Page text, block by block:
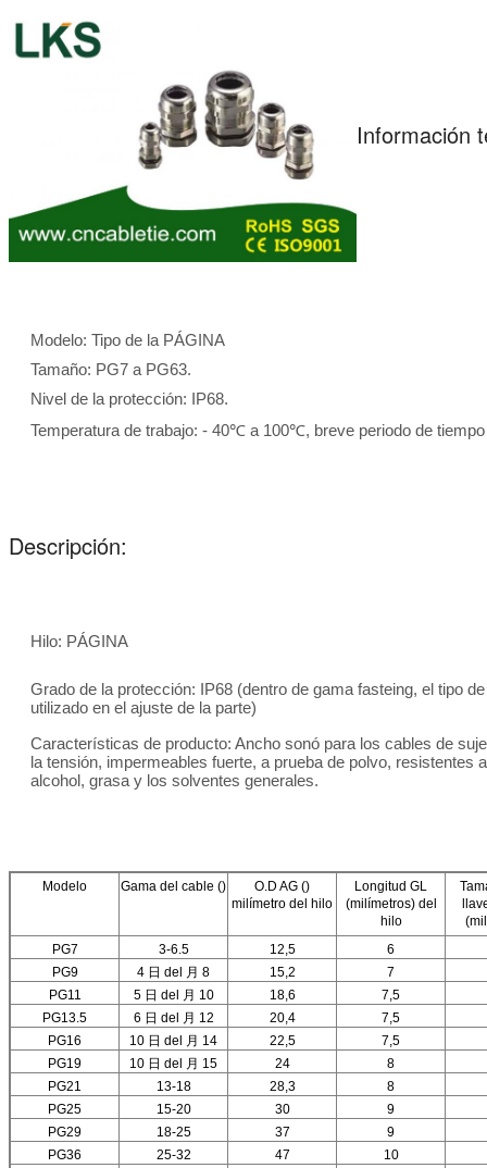
Información
Modelo: Tipo de la PÁGINA
Tamaño: PG7 a PG63.
Nivel de la protección: IP68.
Temperatura de trabajo: - 40℃ a 100℃, breve periodo de
Descripción:
Hilo: PÁGINA
Grado de la protección: IP68 (dentro de gama fasteing, el tipo
utilizado en el ajuste de la parte)
Características de producto: Ancho sonó para los cables de
la tensión, impermeables fuerte, a prueba de polvo, resistentes
alcohol, grasa y los solventes generales.
Modelo Gama del cable ()
O.D AG ()
milímetro del hilo
Longitud GL
(milímetros) del
hilo
PG7
3-6.5 12,5
6
PG9
4 日 del 月 8 15,2
7
PG11
5 日 del 月 10 18,6
7,5
PG13.5
6 日 del 月 12 20,4
7,5
PG16
10 日 del 月 14 22,5
7,5
PG19
10 日 del 月 15 24
8
PG21
13-18 28,3
8
PG25
15-20 30
9
PG29
18-25 37
9
PG36
25-32 47
10